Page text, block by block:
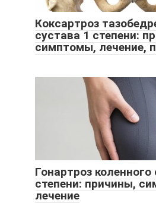
Коксартроз
сустава 1 степени:
симптомы, лечение,
Гонартроз коленного
степени: причины,
лечение